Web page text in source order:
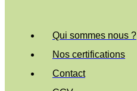
Qui sommes nous ?
Nos certifications
Contact